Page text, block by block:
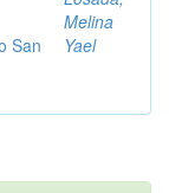
San
Melina
Yael